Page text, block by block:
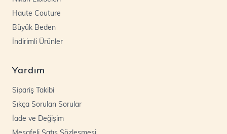
Haute Couture
Büyük Beden
İndirimli Ürünler
Yardım
Sipariş Takibi
Sıkça Sorulan Sorular
İade ve Değişim